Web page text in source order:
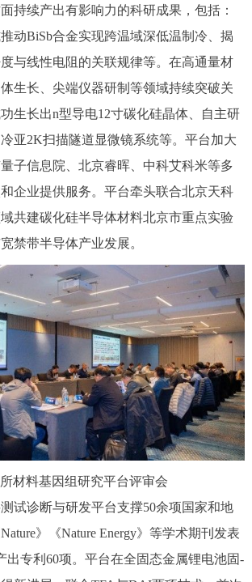
持续产出有影响力的科研成果，包括：
动BiSb合金实现跨温域深低温制冷、揭
与线性电阻的关联规律等。在高通量材
生长、尖端仪器研制等领域持续突破关
生长出n型导电12寸碳化硅晶体、自主研
亚2K扫描隧道显微镜系统等。平台加大
子信息院、北京睿晖、中科艾科米等多
企业提供服务。平台牵头联合北京天科
共建碳化硅半导体材料北京市重点实验
禁带半导体产业发展。
材料基因组研究平台评审会
诊断与研发平台支撑50余项国家和地
》《Nature Energy》等学术期刊发表
出专利60项。平台在全固态金属锂电池固-